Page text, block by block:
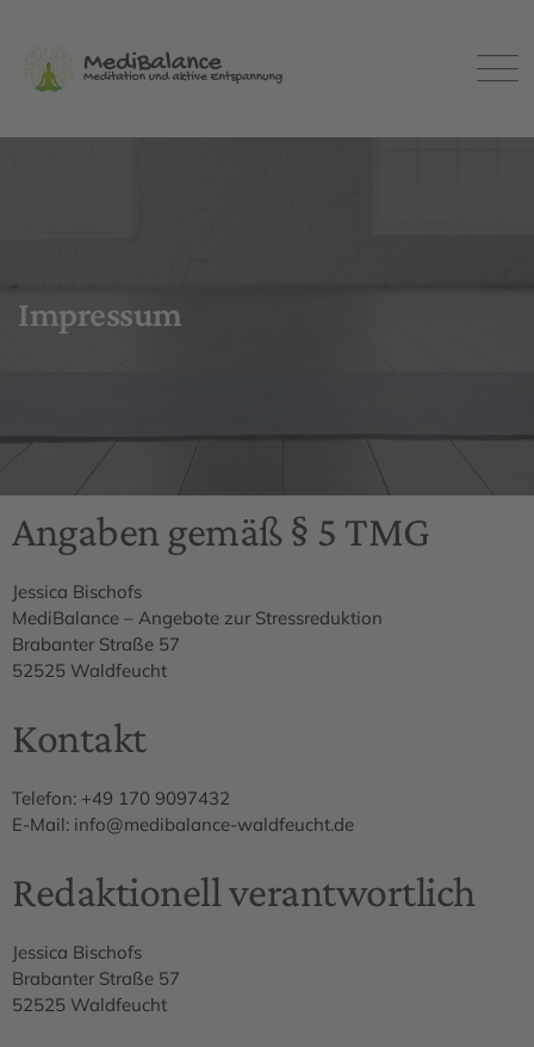
Impressum
Angaben gemäß § 5 TMG
Jessica Bischofs
MediBalance – Angebote zur Stressreduktion
Brabanter Straße 57
52525 Waldfeucht
Kontakt
Telefon: ‭+49 170 9097432‬
E-Mail: info@medibalance-waldfeucht.de
Redaktionell verantwortlich
Jessica Bischofs
Brabanter Straße 57
52525 Waldfeucht